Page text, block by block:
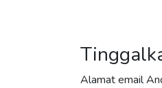
Alamat email